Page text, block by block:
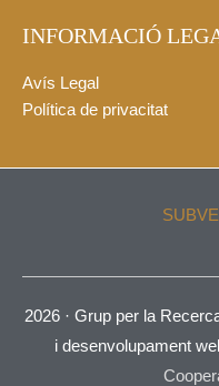
INFORMACIÓ
Avís Legal
Política de privacitat
2026 · Grup per la
i desenvolupament